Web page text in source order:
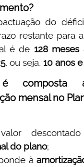
do
restante para
é de 128
, ou seja, 10 anos
composta
mensal no
descontado
do plano;
à